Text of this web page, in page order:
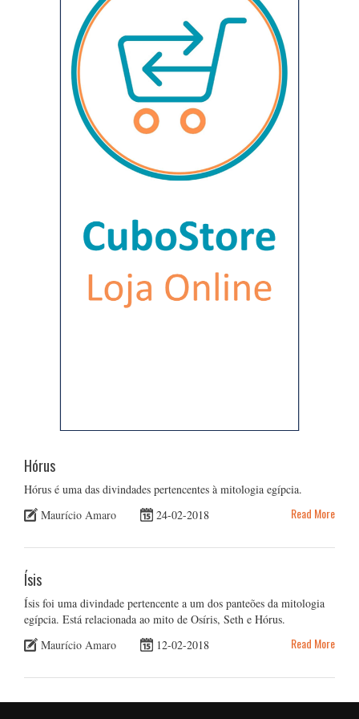
Hórus
Hórus é uma das divindades pertencentes à mitologia egípcia.
Maurício Amaro
24-02-2018 Read More
Ísis
Ísis foi uma divindade pertencente a um dos panteões da mitologia
egípcia. Está relacionada ao mito de Osíris, Seth e Hórus.
Maurício Amaro
12-02-2018 Read More